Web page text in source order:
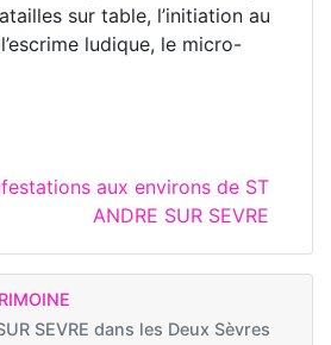
sur table, l’initiation au
ludique, le micro-
aux environs de ST
ANDRE SUR SEVRE
SEVRE dans les Deux Sèvres